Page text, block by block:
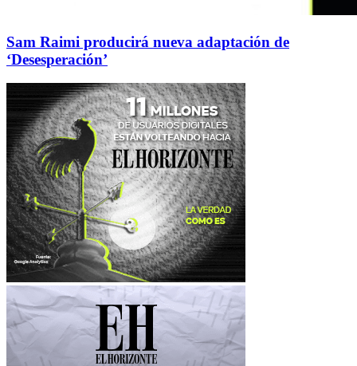
Sam Raimi producirá nueva adaptación de
‘Desesperación’